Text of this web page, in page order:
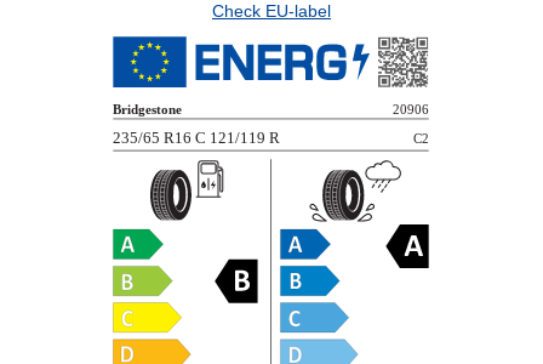
Check EU-label